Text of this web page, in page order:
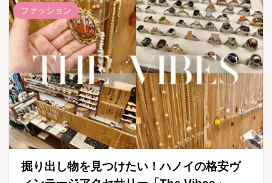
ファッション
掘り出し物を見つけたい！ハノイの格安ヴ